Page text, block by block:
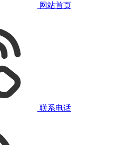
网站首页
联系电话